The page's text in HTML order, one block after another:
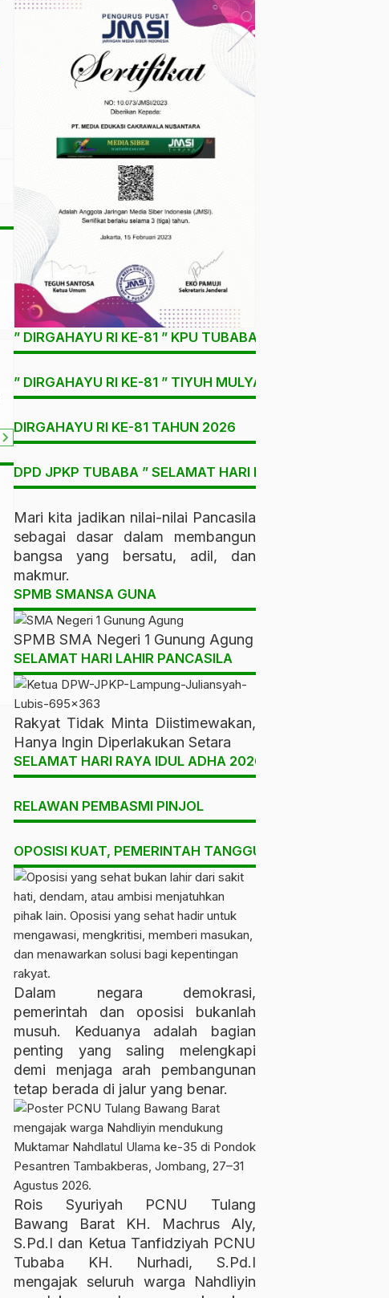
Pendidikan
PKBM Sinar Amarta
Gelar Ujian Kesetaraan
Paket A, B, dan C,
Dorong Pendidikan untuk
Semua
calendar_month
Jumat, 8 Mei
2026
Daerah, Pemerintah &
Eli Fitriyana Ditahan
Kejari Tubaba dalam
Dugaan Kasus Ijazah
Keterbukaan Penjelasan
” DIRGAHAYU RI KE-81 ” KPU TUBABA
” DIRGAHAYU RI KE-81 ” TIYUH MULYA SARI
DIRGAHAYU RI KE-81 TAHUN 2026
DPD JPKP TUBABA ” SELAMAT HARI LAHIR PANCASILA “
Mari kita jadikan nilai-nilai Pancasila
sebagai dasar dalam membangun
bangsa yang bersatu, adil, dan
makmur.
SPMB SMANSA GUNA
SPMB SMA Negeri 1 Gunung Agung
SELAMAT HARI LAHIR PANCASILA
Rakyat Tidak Minta Diistimewakan,
Hanya Ingin Diperlakukan Setara
SELAMAT HARI RAYA IDUL ADHA 2026
RELAWAN PEMBASMI PINJOL
OPOSISI KUAT, PEMERINTAH TANGGUH, RAKYAT
Dalam negara demokrasi,
pemerintah dan oposisi bukanlah
musuh. Keduanya adalah bagian
penting yang saling melengkapi
demi menjaga arah pembangunan
tetap berada di jalur yang benar.
Rois Syuriyah PCNU Tulang
Bawang Barat KH. Machrus Aly,
S.Pd.I dan Ketua Tanfidziyah PCNU
Tubaba KH. Nurhadi, S.Pd.I
mengajak seluruh warga Nahdliyin